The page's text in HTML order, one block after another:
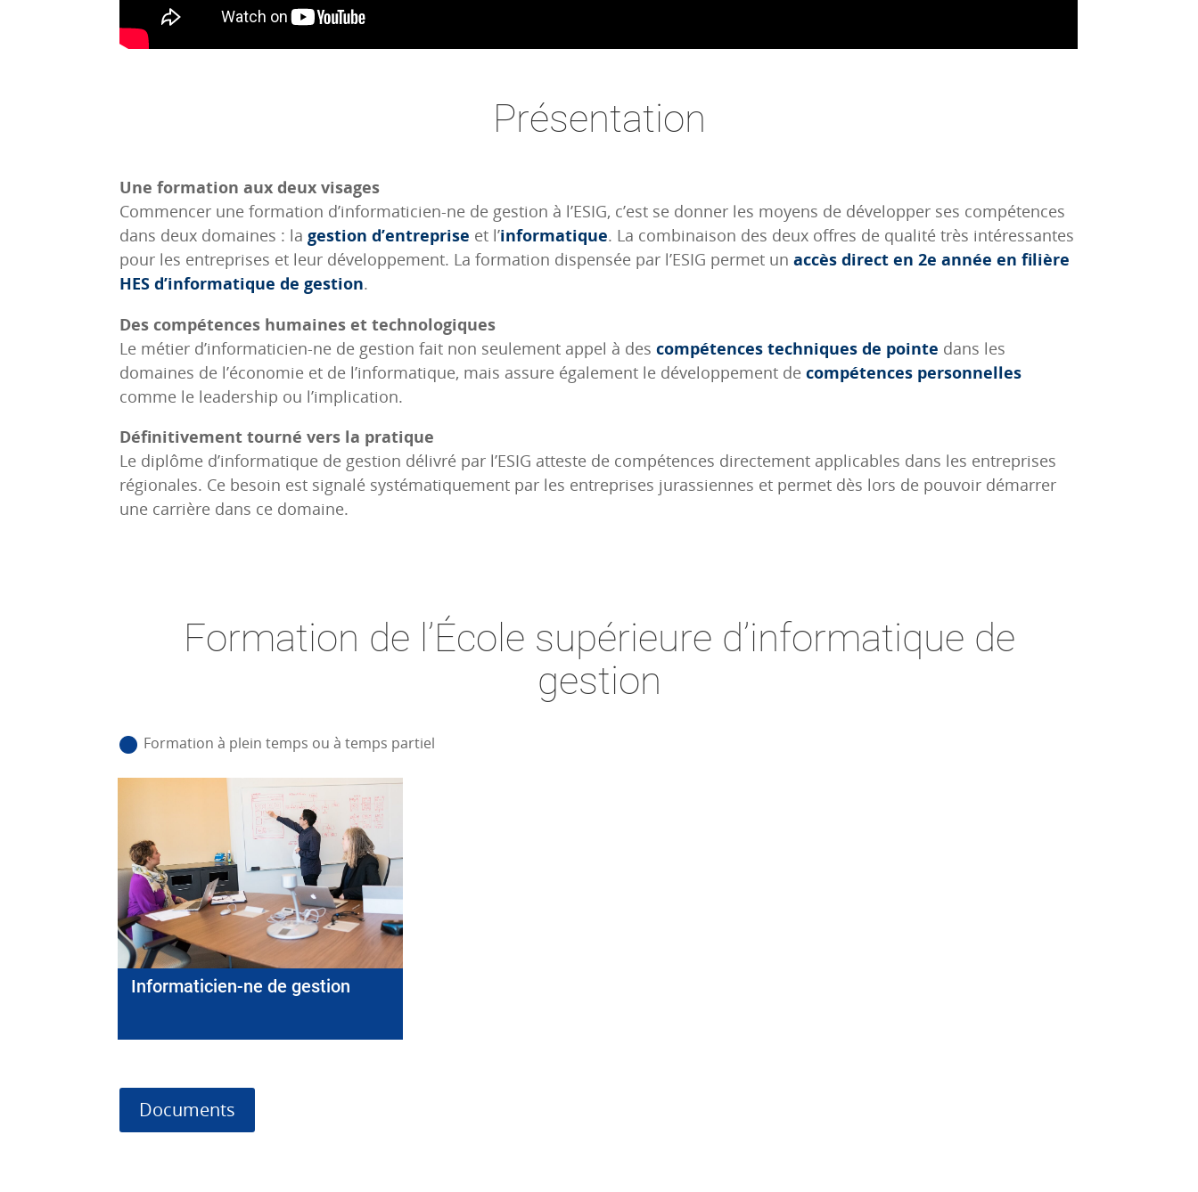
Présentation
Une formation aux deux visages
Commencer une formation d’informaticien-ne de gestion à l’ESIG, c’est se donner les moyens de développer ses compétences
dans deux domaines : lagestion d’entreprise et l’informatique. La combinaison des deux offres de qualité très intéressantes
pour les entreprises et leur développement. La formation dispensée par l’ESIG permet unaccès direct en 2e année en filière
HES d’informatique de gestion.
Des compétences humaines et technologiques
Le métier d’informaticien-ne de gestion fait non seulement appel à descompétences techniques de pointe dans les
domaines de l’économie et de l’informatique, mais assure également le développement decompétences personnelles
comme le leadership ou l’implication.
Définitivement tourné vers la pratique
Le diplôme d’informatique de gestion délivré par l’ESIG atteste de compétences directement applicables dans les entreprises
régionales. Ce besoin est signalé systématiquement par les entreprises jurassiennes et permet dès lors de pouvoir démarrer
une carrière dans ce domaine.
Formation de l’École supérieure d’informatique de
gestion
Formation à plein temps ou à temps partiel
Informaticien-ne de gestion
Documents